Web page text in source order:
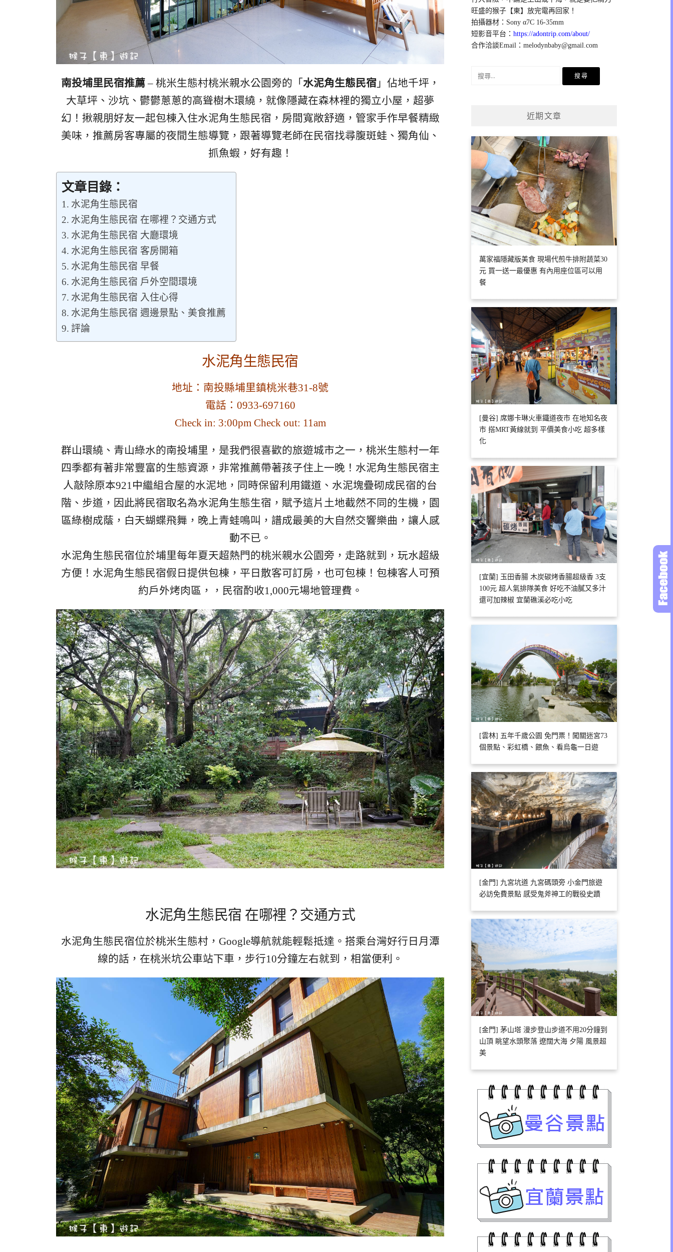
南投埔里民宿推薦– 桃米生態村桃米親水公園旁的「 水泥角生態民宿」佔地千坪，
大草坪、沙坑、鬱鬱蔥蔥的高聳樹木環繞，就像隱藏在森林裡的獨立小屋，超夢
幻！揪親朋好友一起包棟入住水泥角生態民宿，房間寬敞舒適，管家手作早餐精緻
美味，推薦房客專屬的夜間生態導覽，跟著導覽老師在民宿找尋腹斑蛙、獨角仙、
抓魚蝦，好有趣！
文章目錄：
水泥角生態民宿
水泥角生態民宿 在哪裡？交通方式
水泥角生態民宿 大廳環境
水泥角生態民宿 客房開箱
水泥角生態民宿 早餐
水泥角生態民宿 戶外空間環境
水泥角生態民宿 入住心得
水泥角生態民宿 週邊景點、美食推薦
評論
水泥角生態民宿
地址：南投縣埔里鎮桃米巷31-8號
電話：0933-697160
Check in: 3:00pm Check out: 11am
群山環繞、青山綠水的南投埔里，是我們很喜歡的旅遊城市之一，桃米生態村一年
四季都有著非常豐富的生態資源，非常推薦帶著孩子住上一晚！水泥角生態民宿主
人敲除原本921中繼組合屋的水泥地，同時保留利用鐵道、水泥塊疊砌成民宿的台
階、步道，因此將民宿取名為水泥角生態生宿，賦予這片土地截然不同的生機，園
區綠樹成蔭，白天蝴蝶飛舞，晚上青蛙鳴叫，譜成最美的大自然交響樂曲，讓人感
動不已。
水泥角生態民宿位於埔里每年夏天超熱門的桃米親水公園旁，走路就到，玩水超級
方便！水泥角生態民宿假日提供包棟，平日散客可訂房，也可包棟！包棟客人可預
約戶外烤肉區，，民宿酌收1,000元場地管理費。
水泥角生態民宿 在哪裡？交通方式
水泥角生態民宿位於桃米生態村，Google導航就能輕鬆抵達。搭乘台灣好行日月潭
線的話，在桃米坑公車站下車，步行10分鐘左右就到，相當便利。
旺盛的猴子【東】放完電再回家！
拍攝器材：Sony α7C 16-35mm
短影音平台：https://adontrip.com/about/
合作洽談Email：melodynbaby@gmail.com
近期文章
萬家福隱藏版美食 現場代煎牛排附蔬菜30
元 買一送一最優惠 有內用座位區可以用
餐
[曼谷] 席娜卡琳火車鐵道夜市 在地知名夜
市 搭MRT黃線就到 平價美食小吃 超多樣
化
[宜蘭] 玉田香腸 木炭碳烤香腸超級香 3支
100元 超人氣排隊美食 好吃不油膩又多汁
還可加辣椒 宜蘭礁溪必吃小吃
[雲林] 五年千歲公園 免門票！闖關迷宮73
個景點、彩虹橋、餵魚、看烏龜一日遊
[金門] 九宮坑道 九宮碼頭旁 小金門旅遊
必訪免費景點 感受鬼斧神工的戰役史蹟
[金門] 茅山塔 漫步登山步道不用20分鐘到
山頂 眺望水頭聚落 遼闊大海 夕陽 風景超
美